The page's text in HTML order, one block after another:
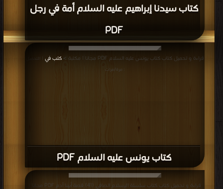
كتاب سيدنا إبراهيم عليه السلام أمة في رجل
PDF
كتاب يونس عليه السلام PDF
قراءة و تحميل كتاب كتاب يونس عليه السلام PDF مجانا | مكتبة > كتب في
| التحميل
: مرة/مرات
قراءة و تحميل كتاب كتاب سلسلة الإسلام الصافي (41) قصة أبينا آدم PDF مجانا |